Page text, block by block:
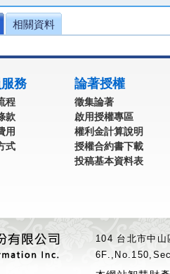
相關資料
務
程
款
用
式
論著授權
徵集論著
啟用授權專區
權利金計算說明
授權合約書下載
投稿基本資料表
104 台北市中